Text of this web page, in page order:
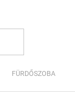
FÜRDŐSZOBA